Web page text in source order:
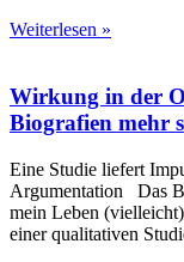
Weiterlesen »
Wirkung in der
Biografien mehr
Eine Studie liefert
Argumentation Das
mein Leben
einer qualitativen